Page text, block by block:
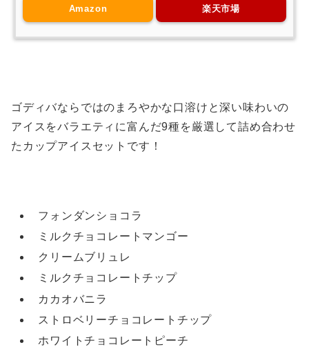
Amazon 楽天市場
ゴディバならではのまろやかな口溶けと深い味わいの
アイスをバラエティに富んだ9種を厳選して詰め合わせ
たカップアイスセットです！
フォンダンショコラ
ミルクチョコレートマンゴー
クリームブリュレ
ミルクチョコレートチップ
カカオバニラ
ストロベリーチョコレートチップ
ホワイトチョコレートピーチ